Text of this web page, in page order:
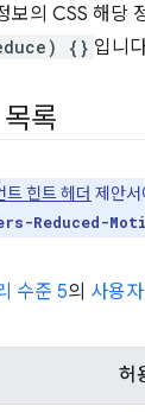
보의 CSS 해당
{} 입니
록
트 힌트 헤더 제안
Reduced-
수준 5의 사용
허